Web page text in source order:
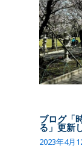
ブログ「
る」更新
2023年4月